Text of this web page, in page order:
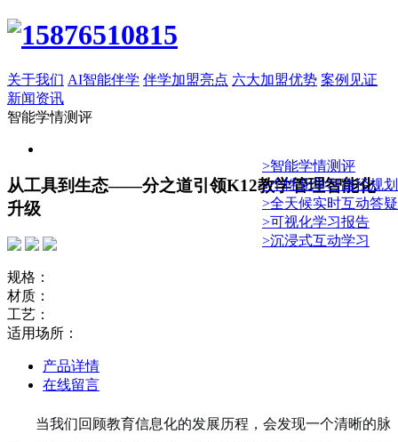
关于我们 AI智能伴学 伴学加盟亮点 六大加盟优势 案例见证
新闻资讯
智能学情测评
>智能学情测评
>个性化学习路径规划
>全天候实时互动答疑
>可视化学习报告
>沉浸式互动学习
从工具到生态——分之道引领K12教学管理智能化
升级
规格：
材质：
工艺：
适用场所：
产品详情
在线留言
当我们回顾教育信息化的发展历程，会发现一个清晰的脉